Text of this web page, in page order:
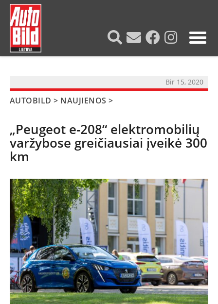
NAUJIENOS
Bir 15, 2020
AUTOBILD > NAUJIENOS >
„Peugeot e-208“ elektromobilių
varžybose greičiausiai įveikė 300
km